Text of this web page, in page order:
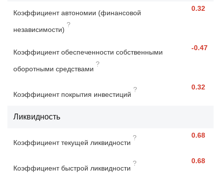
Коэффициент автономии (финансовой
независимости)
?
0.32
Коэффициент обеспеченности собственными
оборотными средствами
?
-0.47
Коэффициент покрытия инвестиций
? 0.32
Ликвидность
Коэффициент текущей ликвидности
? 0.68
Коэффициент быстрой ликвидности
? 0.68